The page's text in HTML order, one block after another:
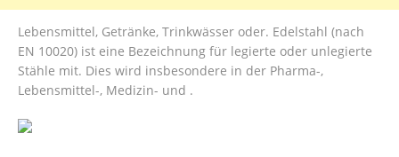
Lebensmittel, Getränke, Trinkwässer oder. Edelstahl (nach
EN 10020) ist eine Bezeichnung für legierte oder unlegierte
Stähle mit. Dies wird insbesondere in der Pharma-,
Lebensmittel-, Medizin- und .